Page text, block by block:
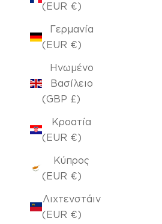
(EUR €)
Γερμανία
(EUR €)
Ηνωμένο
Βασίλειο
(GBP £)
Κροατία
(EUR €)
Κύπρος
(EUR €)
Λιχτενστάιν
(EUR €)